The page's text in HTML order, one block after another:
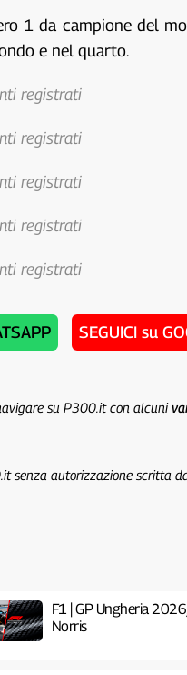
1 da campione del
e nel quarto.
registrati
registrati
registrati
registrati
registrati
SEGUICI su
su P300.it con alcuni
senza autorizzazione scritta
F1 | GP Ungheria
Norris